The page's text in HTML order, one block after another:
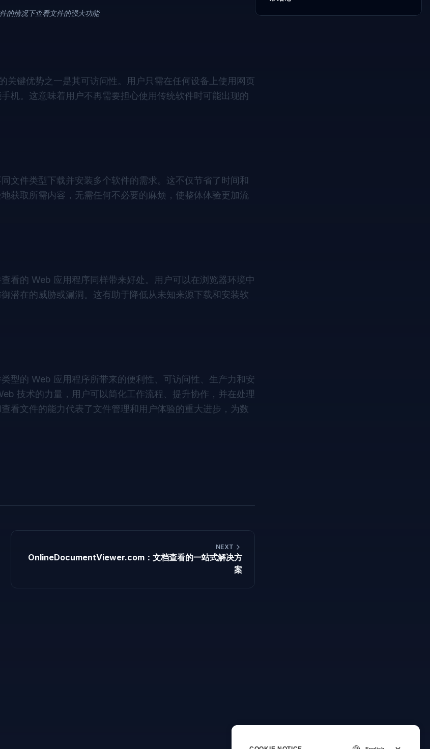
的情况下查看文件的强大功能
键优势之一是其可访问性。用户只需在任何设备上使用网页
机。这意味着用户不再需要担心使用传统软件时可能出现的
文件类型下载并安装多个软件的需求。这不仅节省了时间和
获取所需内容，无需任何不必要的麻烦，使整体体验更加流
看的 Web 应用程序同样带来好处。用户可以在浏览器环境中
潜在的威胁或漏洞。这有助于降低从未知来源下载和安装软
型的 Web 应用程序所带来的便利性、可访问性、生产力和安
技术的力量，用户可以简化工作流程、提升协作，并在处理
看文件的能力代表了文件管理和用户体验的重大进步，为数
NEXT
OnlineDocumentViewer.com：文档查看的一站式解决方
案